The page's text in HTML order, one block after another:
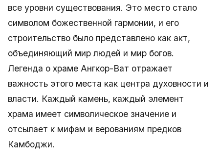
все уровни существования. Это место стало
символом божественной гармонии, и его
строительство было представлено как акт,
объединяющий мир людей и мир богов.
Легенда о храме Ангкор-Ват отражает
важность этого места как центра духовности и
власти. Каждый камень, каждый элемент
храма имеет символическое значение и
отсылает к мифам и верованиям предков
Камбоджи.